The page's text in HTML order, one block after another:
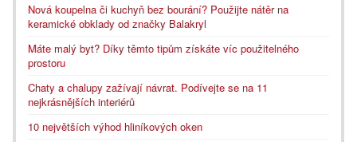
Nová koupelna či kuchyň bez bourání? Použijte nátěr na
keramické obklady od značky Balakryl
Máte malý byt? Díky těmto tipům získáte víc použitelného
prostoru
Chaty a chalupy zažívají návrat. Podívejte se na 11
nejkrásnějších interiérů
10 největších výhod hliníkových oken